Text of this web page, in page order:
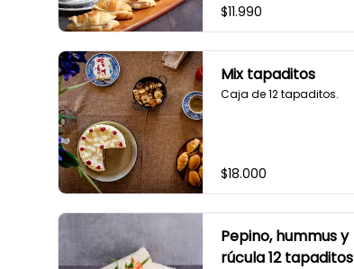
$11.990
Mix tapaditos
Caja de 12 tapaditos.
$18.000
Pepino, hummus y
rúcula 12 tapaditos